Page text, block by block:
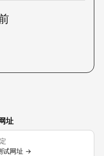
址
试网址 →